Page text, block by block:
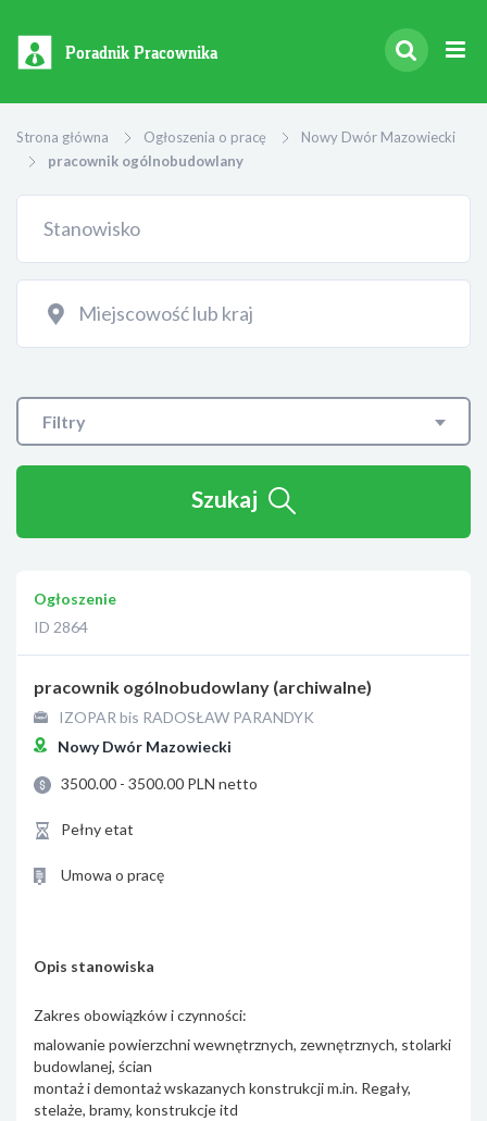
Poradnik Pracownika
Strona główna Ogłoszenia o pracę
Nowy Dwór Mazowiecki
pracownik ogólnobudowlany
Filtry
Szukaj
Ogłoszenie
ID 2864
pracownik ogólnobudowlany (archiwalne)
IZOPAR bis RADOSŁAW PARANDYK
Nowy Dwór Mazowiecki
3500.00 - 3500.00 PLN netto
Pełny etat
Umowa o pracę
Opis stanowiska
Zakres obowiązków i czynności:
malowanie powierzchni wewnętrznych, zewnętrznych, stolarki
budowlanej, ścian
montaż i demontaż wskazanych konstrukcji m.in. Regały,
stelaże, bramy, konstrukcje itd